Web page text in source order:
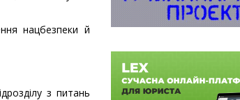
нацбезпеки й
з питань